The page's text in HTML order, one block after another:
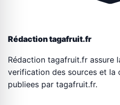
Rédaction tagafruit.fr
Rédaction tagafruit.fr assure
verification des sources et la
publiees par tagafruit.fr.